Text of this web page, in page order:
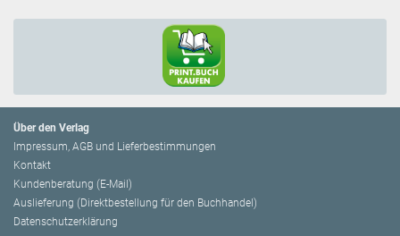
Über den Verlag
Impressum, AGB und Lieferbestimmungen
Kontakt
Kundenberatung (E-Mail)
Auslieferung (Direktbestellung für den Buchhandel)
Datenschutzerklärung